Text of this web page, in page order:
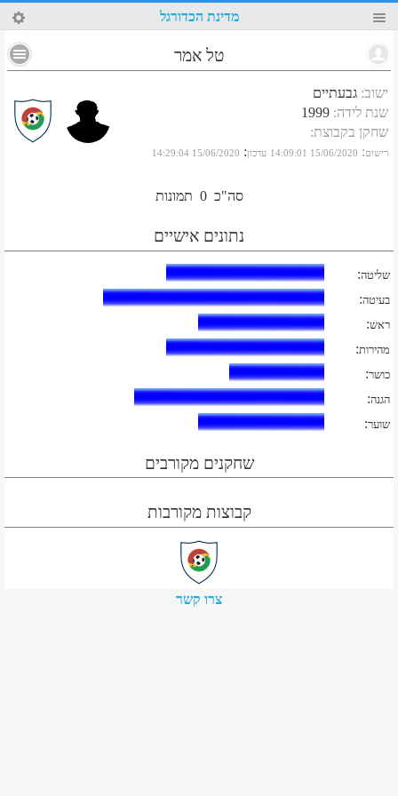
66 מדינת הכדורגל
טל אמר
ישוב: גבעתיים
שנת לידה:
1999
שחקן בקבוצת:
רישום:
15/06/2020 14:09:01 עדכון:
15/06/2020 14:29:04
סה"כ 0 תמונות
נתונים אישיים
שליטה:
בעיטה:
ראש:
מהירות:
כושר:
הגנה:
שוער:
שחקנים מקורבים
קבוצות מקורבות
צרו קשר